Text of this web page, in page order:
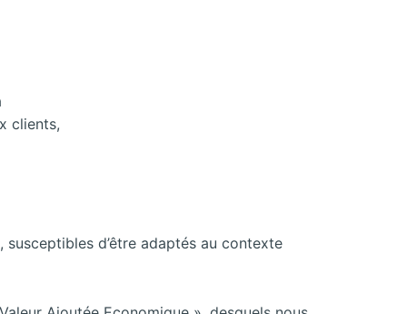
clients,
d’être adaptés au contexte